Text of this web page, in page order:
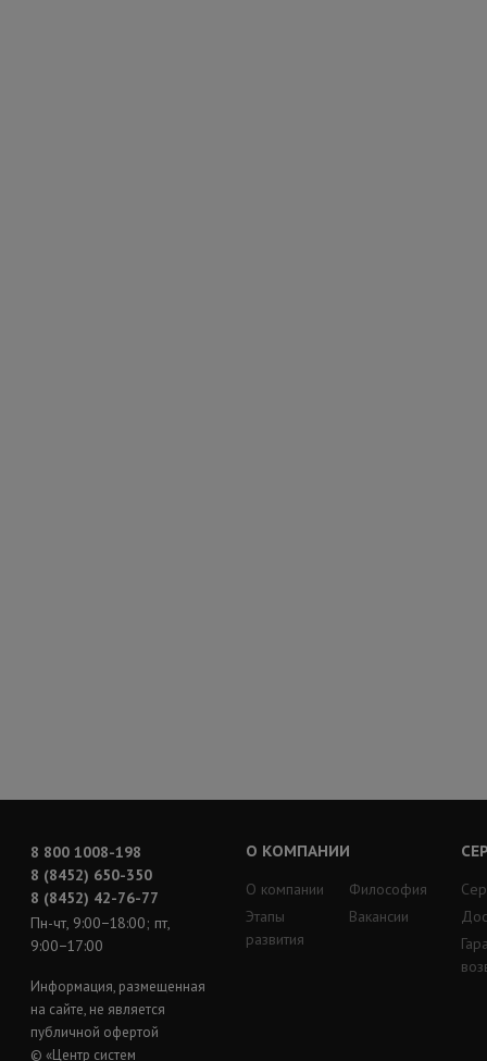
8 800 1008-198
8 (8452) 650-350
8 (8452) 42-76-77
Пн-чт, 9:00−18:00; пт,
9:00−17:00
Информация, размещенная
на сайте, не является
публичной офертой
© «Центр систем
О КОМПАНИИ
О компании
Этапы
развития
Философия
Вакансии